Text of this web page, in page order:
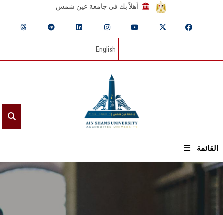
أهلاً بك في جامعة عين شمس
English
القائمة
الرئيسيـة